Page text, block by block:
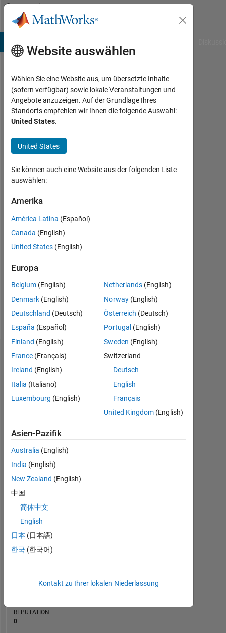
Weiter zum Inhalt
Community
Profile
Mingjin
Hu
Last
mehr
als 2
Jahre
Aktiv
seit
2020
0
Following:
0
Follow
Dashboard
Statistik
MATLAB Answers
BEITRÄGE L
0
1
REPUTATION
0
Website auswählen
Wählen Sie eine Website aus, um übersetzte Inhalte
(sofern verfügbar) sowie lokale Veranstaltungen und
Angebote anzuzeigen. Auf der Grundlage Ihres
Standorts empfehlen wir Ihnen die folgende Auswahl:
United States.
United States
Sie können auch eine Website aus der folgenden Liste
auswählen:
Amerika
América Latina (Español)
Canada (English)
United States (English)
Europa
Belgium (English)
Denmark (English)
Deutschland (Deutsch)
España (Español)
Finland (English)
France (Français)
Ireland (English)
Italia (Italiano)
Luxembourg (English)
Netherlands (English)
Norway (English)
Österreich (Deutsch)
Portugal (English)
Sweden (English)
Switzerland
Deutsch
English
Français
United Kingdom (English)
Asien-Pazifik
Australia (English)
India (English)
New Zealand (English)
中国
简体中文
English
日本 (日本語)
한국 (한국어)
Kontakt zu Ihrer lokalen Niederlassung